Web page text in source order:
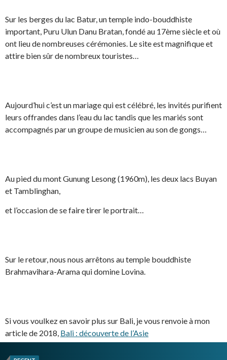
Sur les berges du lac Batur, un temple indo-bouddhiste
important, Puru Ulun Danu Bratan, fondé au 17ème siècle et où
ont lieu de nombreuses cérémonies. Le site est magnifique et
attire bien sûr de nombreux touristes…
Aujourd’hui c’est un mariage qui est célébré, les invités purifient
leurs offrandes dans l’eau du lac tandis que les mariés sont
accompagnés par un groupe de musicien au son de gongs…
Au pied du mont Gunung Lesong (1960m), les deux lacs Buyan
et Tamblinghan,
et l’occasion de se faire tirer le portrait…
Sur le retour, nous nous arrêtons au temple bouddhiste
Brahmavihara-Arama qui domine Lovina.
Si vous voulkez en savoir plus sur Bali, je vous renvoie à mon
article de 2018, Bali : découverte de l’Asie